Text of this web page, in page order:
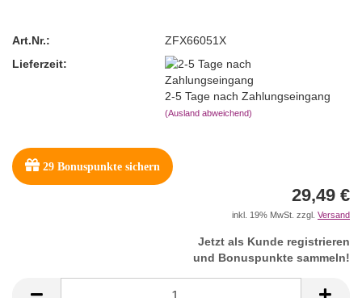
Art.Nr.:
ZFX66051X
Lieferzeit:
2-5 Tage nach Zahlungseingang
(Ausland abweichend)
29 Bonuspunkte sichern
29,49 €
inkl. 19% MwSt. zzgl. Versand
Jetzt als Kunde registrieren
und Bonuspunkte sammeln!